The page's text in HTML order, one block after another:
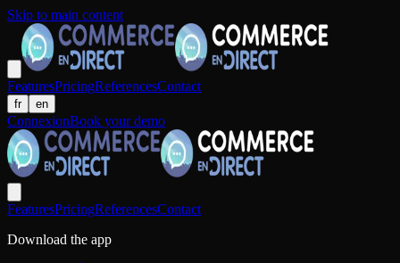
Skip to main content
FeaturesPricingReferencesContact
fr en
ConnexionBook your demo
FeaturesPricingReferencesContact
Download the app